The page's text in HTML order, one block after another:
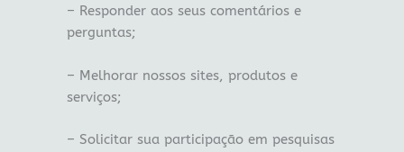
– Responder aos seus comentários e
perguntas;
– Melhorar nossos sites, produtos e
serviços;
– Solicitar sua participação em pesquisas